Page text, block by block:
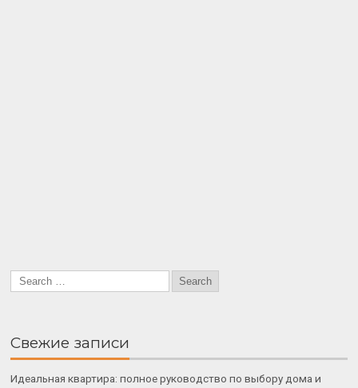
Свежие записи
Идеальная квартира: полное руководство по выбору дома и